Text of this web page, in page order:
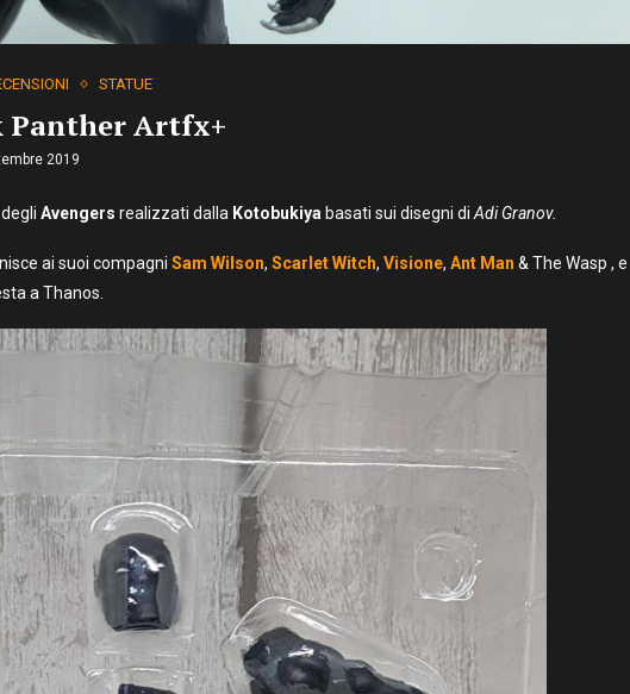
STATUE
Panther Artfx+
2019
Avengers realizzati dalla Kotobukiya basati sui disegni diAdi Granov.
ai suoi compagni Sam Wilson, Scarlet Witch, Visione, Ant Man & The Wasp , e
a Thanos.